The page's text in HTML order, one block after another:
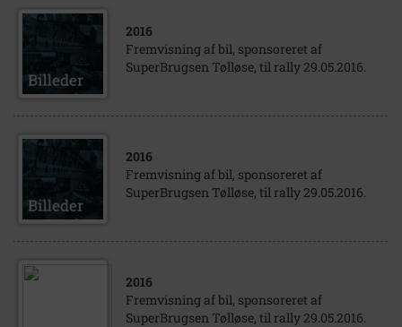
2016
Fremvisning af bil, sponsoreret af
SuperBrugsen Tølløse, til rally 29.05.2016.
2016
Fremvisning af bil, sponsoreret af
SuperBrugsen Tølløse, til rally 29.05.2016.
2016
Fremvisning af bil, sponsoreret af
SuperBrugsen Tølløse, til rally 29.05.2016.